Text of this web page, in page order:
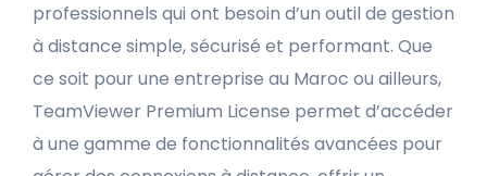
professionnels qui ont besoin d’un outil de gestion
à distance simple, sécurisé et performant. Que
ce soit pour une entreprise au Maroc ou ailleurs,
TeamViewer Premium License permet d’accéder
à une gamme de fonctionnalités avancées pour